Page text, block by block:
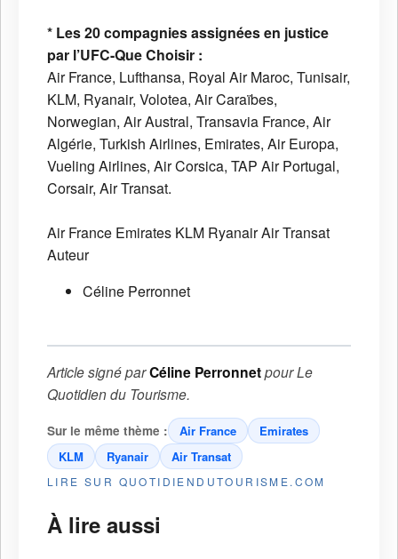
* Les 20 compagnies assignées en justice
par l’UFC-Que Choisir :
Air France, Lufthansa, Royal Air Maroc, Tunisair,
KLM, Ryanair, Volotea, Air Caraïbes,
Norwegian, Air Austral, Transavia France, Air
Algérie, Turkish Airlines, Emirates, Air Europa,
Vueling Airlines, Air Corsica, TAP Air Portugal,
Corsair, Air Transat.
Air France Emirates KLM RyanairAir Transat
Auteur
Céline Perronnet
Article signé parCéline PerronnetpourLe
Quotidien du Tourisme.
Sur le même thème : Air France
Emirates
KLM
Ryanair Air Transat
LIRE SUR QUOTIDIENDUTOURISME.COM
À lire aussi